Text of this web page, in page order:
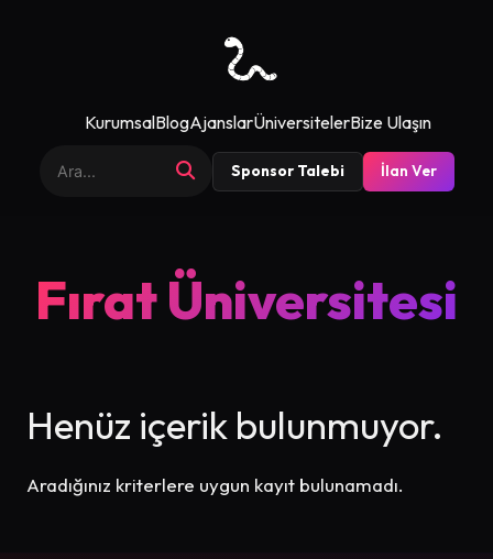
KurumsalBlogAjanslarÜniversitelerBize Ulaşın
Sponsor Talebi İlan Ver
Fırat Üniversitesi
Henüz içerik bulunmuyor.
Aradığınız kriterlere uygun kayıt bulunamadı.